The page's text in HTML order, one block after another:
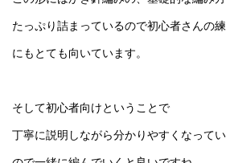
たっぷり詰まっているので初心者さんの
にもとても向いています。
そして初心者向けということで
丁寧に説明しながら分かりやすくなって